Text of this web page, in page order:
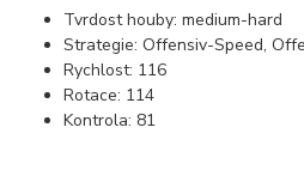
Tvrdost houby:medium-hard
Strategie:Offensiv-Speed,
Rychlost: 116
Rotace: 114
Kontrola: 81